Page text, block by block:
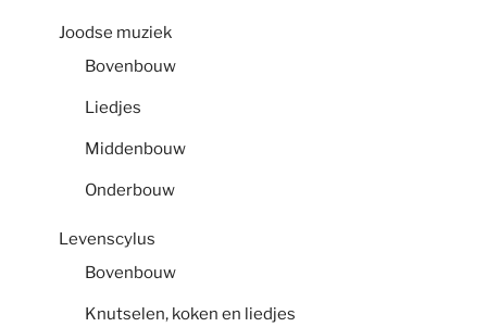
Joodse muziek
Bovenbouw
Liedjes
Middenbouw
Onderbouw
Levenscylus
Bovenbouw
Knutselen, koken en liedjes